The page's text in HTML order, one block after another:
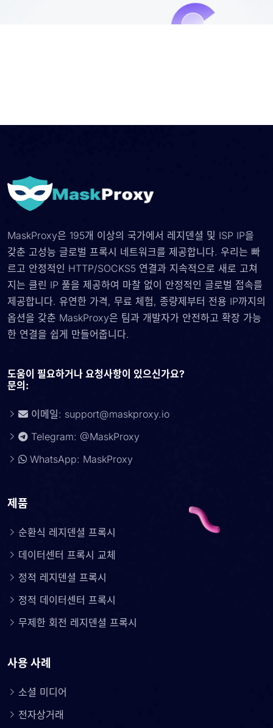
MaskProxy은 195개 이상의 국가에서 레지덴셜 및 ISP IP을
갖춘 고성능 글로벌 프록시 네트워크를 제공합니다. 우리는 빠
르고 안정적인 HTTP/SOCKS5 연결과 지속적으로 새로 고쳐
지는 클린 IP 풀을 제공하여 마찰 없이 안정적인 글로벌 접속를
제공합니다. 유연한 가격, 무료 체험, 종량제부터 전용 IP까지의
옵션을 갖춘 MaskProxy은 팀과 개발자가 안전하고 확장 가능
한 연결을 쉽게 만들어줍니다.
도움이 필요하거나 요청사항이 있으신가요?
문의:
이메일: support@maskproxy.io
Telegram: @MaskProxy
WhatsApp: MaskProxy
제품
순환식 레지덴셜 프록시
데이터센터 프록시 교체
정적 레지덴셜 프록시
정적 데이터센터 프록시
무제한 회전 레지덴셜 프록시
사용 사례
소셜 미디어
전자상거래